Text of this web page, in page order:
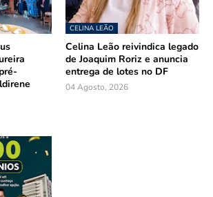
CELINA LEÃO
Celina Leão reivindica legado
de Joaquim Roriz e anuncia
entrega de lotes no DF
04 Agosto, 2026